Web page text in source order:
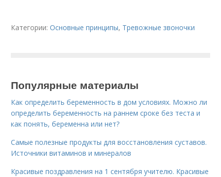
Категории:Основные принципы, Тревожные звоночки
Популярные материалы
Как определить беременность в дом условиях. Можно ли
определить беременность на раннем сроке без теста и
как понять, беременна или нет?
Самые полезные продукты для восстановления суставов.
Источники витаминов и минералов
Красивые поздравления на 1 сентября учителю. Красивые